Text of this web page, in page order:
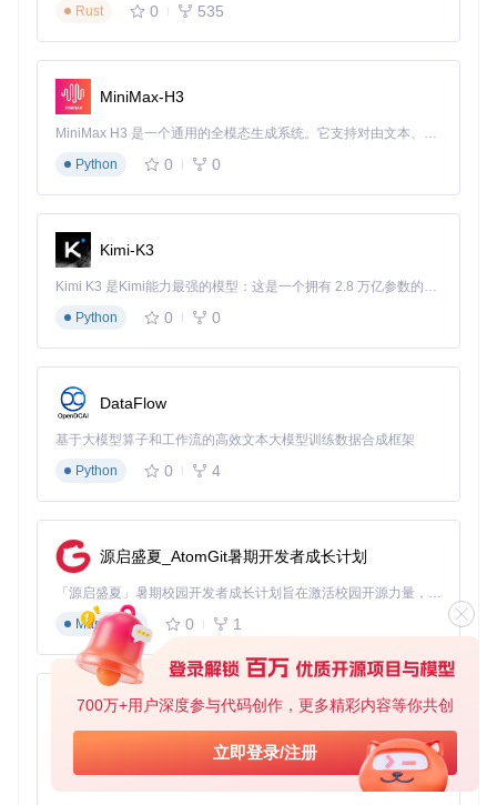
700万+用户深度参与代码创作，更多精彩内容等你共创
立即登录/注册
权
模型层
全流程本地处理
e/meeting-minutes/raw/901fd35dabbe9f41c51d76490d618d
8b8cc99f04/docs/Diagram-High level architecture diagram.j
pg?utm_source=gitcode_repo_files)
技术深挖
s）、后端服务（FastAPI）、AI引擎（Whisper+Llama）和本
地数据库（SQLite）。所有组件协同工作，确保会议数据从捕
获到存储的全流程本地化。
💡实用技巧：在低配置设备上，可通过关闭实时总结功能来提
升转录流畅度，会议结束后再手动触发总结生成。
三、实战指南：三步部署流程
场景引入：无论你使用Windows、macOS还是Linux系统，都
可以通过以下统一流程在5分钟内启动Meetily，开始你的本地
AI会议记录体验。
步骤1：获取项目代码
git clone
步骤2：安装依赖
Windows用户：
Rust
0 535
MiniMax-H3
MiniMax H3 是一个通用的全模态生成系统。它支持对由文本、图像、视频和音频组成的多模态上下文进行统一理解，并能生成分辨率高达 2K、时长可达 15 秒的带原生立体声音频的视频。得益于面向任务泛化的系统设计，H3 在预训练阶段就已具备广泛的多模态上下文理解与生成能力，能够出色地执行复杂的多模态指令。
Python
0 0
Kimi-K3
Kimi K3 是Kimi能力最强的模型：这是一个拥有 2.8 万亿参数的混合专家（MoE）模型，具备原生视觉理解能力，并支持 100 万 token 的上下文窗口。
Python
0 0
DataFlow
基于大模型算子和工作流的高效文本大模型训练数据合成框架
Python
0 4
源启盛夏_AtomGit暑期开发者成长计划
「源启盛夏」暑期校园开发者成长计划旨在激活校园开源力量，通过积分激励、认证扶持、资源倾斜等形式，引导高校组织和开发者完成「入驻 — 建项目 — 做贡献 — 获认证 — 得资源」的完整闭环。无论你是想带领社团入驻平台的组织者，还是希望用代码贡献证明自己的开发者，都能在这里找到属于你的成长路径。
Markdown
0 1
py-xiaozhi
基于Python的Xiaozhi AI，适用于想要完整Xiaozhi体验而无需拥有专用硬件的用户。
Python
0 1